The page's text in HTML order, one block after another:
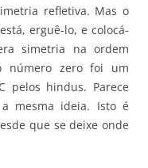
refletiva. Mas o
erguê-lo, e colocá-
simetria na ordem
número zero foi um
pelos hindus. Parece
mesma ideia. Isto é
que se deixe onde